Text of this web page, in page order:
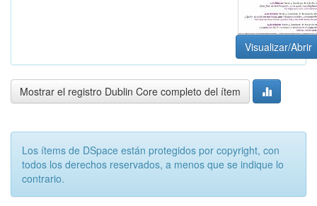
Visualizar/Abrir
Mostrar el registro Dublin Core completo del ítem
Los ítems de DSpace están protegidos por copyright, con
todos los derechos reservados, a menos que se indique lo
contrario.